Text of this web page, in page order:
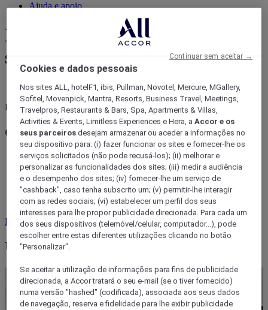
Ajuda e apoio
Encontre um hotel, organize o
seu evento
Programa de fidelização ALL Accor
Os seus eventos, as suas recompensas
O ALL Accor recompensa os seus eventos: 2 EUR = 1 ponto
Status + 1 ponto Reward
Cada evento conta - planeie todos os que quiser
Desfrute de todas as vantagens ALL Accor: upgrades de
quarto, bebidas de boas-vindas e muito mais!
Registe-se gratuitamenteMais informações
Um evento à sua medida
Cookies e dados pessoais
Nos sites ALL, hotelF1, ibis, Pullman, Novotel, Mercure, MGallery,
Sofitel, Movenpick, Mantra, Resorts, Business Travel, Meetings,
Travelpros, Restaurants & Bars, Spa, Apartments & Villas,
Activities & Events, Limitless Experiences e Hera, aAccor e os
seus parceiros desejam armazenar ou aceder a informações no
seu dispositivo para: (i) fazer funcionar os sites e fornecer-lhe os
serviços solicitados (não pode recusá-los); (ii) melhorar e
personalizar as funcionalidades dos sites; (iii) medir a audiência
e o desempenho dos sites; (iv) fornecer-lhe um serviço de
"cashback", caso tenha subscrito um; (v) permitir-lhe interagir
com as redes sociais; (vi) estabelecer um perfil dos seus
interesses para lhe propor publicidade direcionada. Para cada um
dos seus dispositivos (telemóvel/celular, computador...), pode
escolher entre estas diferentes utilizações clicando no botão
"Personalizar".
Se aceitar a utilização de informações para fins de publicidade
direcionada, a Accor tratará o seu e-mail (se o tiver fornecido)
numa versão "hashed" (codificada), associada aos seus dados
de navegação, reserva e fidelidade para lhe exibir publicidade
Continuar sem aceitar →